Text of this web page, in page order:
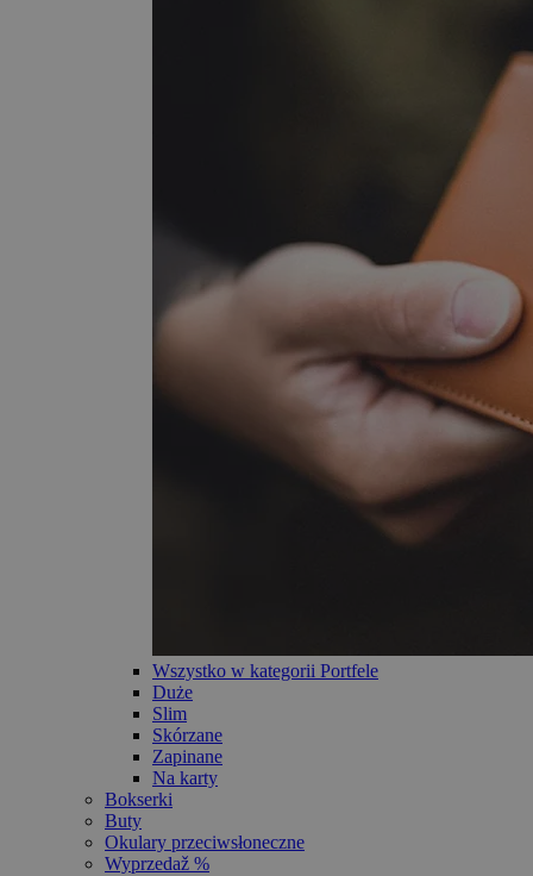
Wszystko w kategorii Portfele
Duże
Slim
Skórzane
Zapinane
Na karty
Bokserki
Buty
Okulary przeciwsłoneczne
Wyprzedaž %